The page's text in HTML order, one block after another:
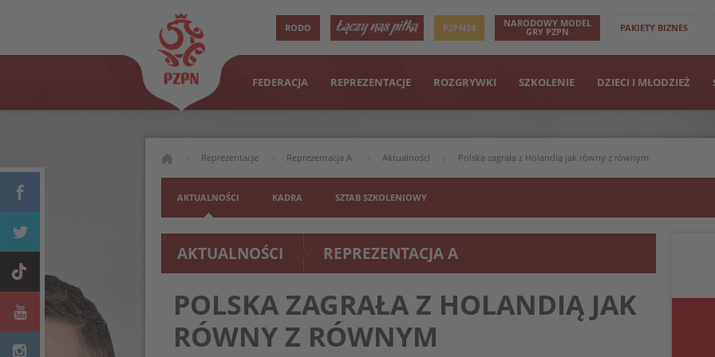
RODO PZPN24 NARODOWY MODEL
GRY PZPN PAKIETY BIZNES
FEDERACJA REPREZENTACJE ROZGRYWKI SZKOLENIE DZIECI I MŁODZIEŻ
Reprezentacje Reprezentacja A Aktualności Polska zagrała z Holandią jak równy z równym
AKTUALNOŚCI KADRA SZTAB SZKOLENIOWY
AKTUALNOŚCI REPREZENTACJA A
POLSKA ZAGRAŁA Z HOLANDIĄ JAK
RÓWNY Z RÓWNYM